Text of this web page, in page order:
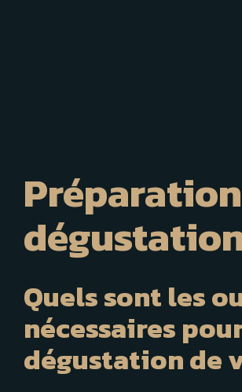
Quels sont les
nécessaires
dégustation de